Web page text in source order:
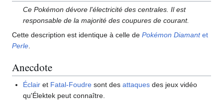
Ce Pokémon dévore l'électricité des centrales. Il est
responsable de la majorité des coupures de courant.
Cette description est identique à celle de Pokémon Diamantet
Perle.
Anecdote
Éclair et Fatal-Foudre sont desattaques des jeux vidéo
qu'Élektek peut connaître.